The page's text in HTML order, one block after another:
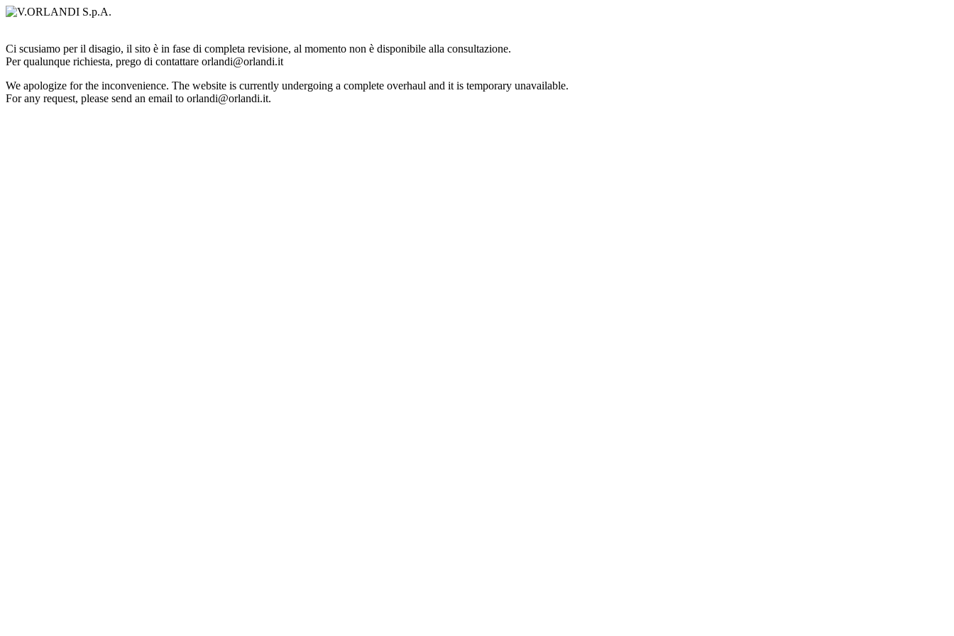
Ci scusiamo per il disagio, il sito è in fase di completa revisione, al momento non è disponibile alla consultazione.
Per qualunque richiesta, prego di contattare orlandi@orlandi.it
We apologize for the inconvenience. The website is currently undergoing a complete overhaul and it is temporary unavailable.
For any request, please send an email to orlandi@orlandi.it.